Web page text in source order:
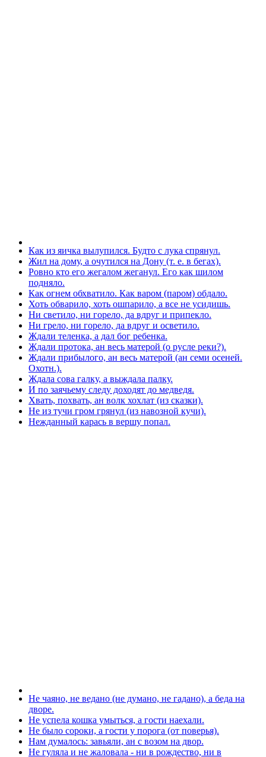
Как из яичка вылупился. Будто с лука спрянул.
Жил на дому, а очутился на Дону (т. е. в бегах).
Ровно кто его жегалом жеганул. Его как шилом
подняло.
Как огнем обхватило. Как варом (паром) обдало.
Хоть обварило, хоть ошпарило, а все не усидишь.
Ни светило, ни горело, да вдруг и припекло.
Ни грело, ни горело, да вдруг и осветило.
Ждали теленка, а дал бог ребенка.
Ждали протока, ан весь матерой (о русле реки?).
Ждали прибылого, ан весь матерой (ан семи осеней.
Охотн.).
Ждала сова галку, а выждала палку.
И по заячьему следу доходят до медведя.
Хвать, похвать, ан волк хохлат (из сказки).
Не из тучи гром грянул (из навозной кучи).
Нежданный карась в вершу попал.
Не чаяно, не ведано (не думано, не гадано), а беда на
дворе.
Не успела кошка умыться, а гости наехали.
Не было сороки, а гости у порога (от поверья).
Нам думалось: завьяли, ан с возом на двор.
Не гуляла и не жаловала - ни в рождество, ни в